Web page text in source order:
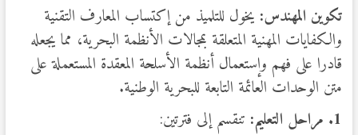
تكوين المهندس: يخول للتلميذ من إكتساب المعارف التقنية
والكفايات المهنية المتعلقة بمجالات الأنظمة البحرية، مما يجعله
قادرا على فهم وإستعمال أنظمة الأسلحة المعقدة المستعملة على
متن الوحدات العائمة التابعة للبحرية الوطنية.
1. مراحل التعليم:
تنقسم إلى فترتين: